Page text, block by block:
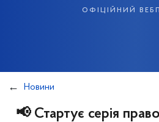
офіційний
Новини
📢 Стартує серія